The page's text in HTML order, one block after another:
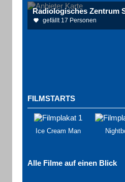
gefällt 17 Personen
FILMSTARTS
Ice Cream Man
Alle Filme auf einen Blick